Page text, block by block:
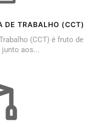
DE TRABALHO (CCT)
(CCT) é fruto de
aos...